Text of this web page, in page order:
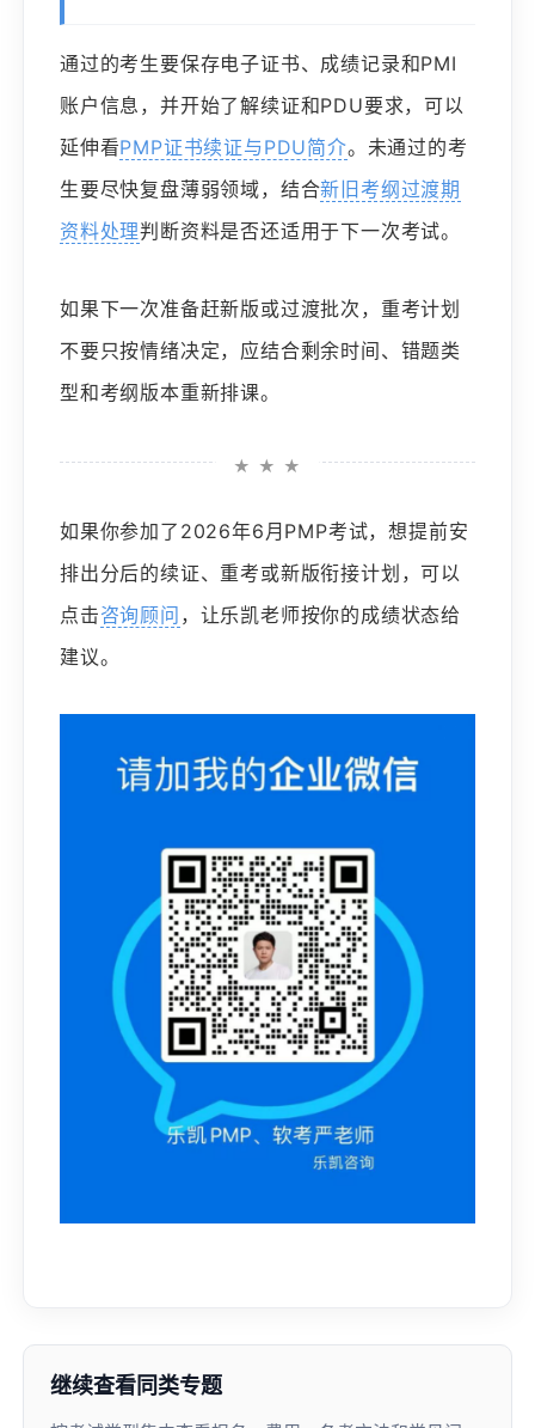
通过的考生要保存电子证书、成绩记录和PMI
账户信息，并开始了解续证和PDU要求，可以
延伸看PMP证书续证与PDU简介。未通过的考
生要尽快复盘薄弱领域，结合新旧考纲过渡期
资料处理判断资料是否还适用于下一次考试。
如果下一次准备赶新版或过渡批次，重考计划
不要只按情绪决定，应结合剩余时间、错题类
型和考纲版本重新排课。
★ ★ ★
如果你参加了2026年6月PMP考试，想提前安
排出分后的续证、重考或新版衔接计划，可以
点击咨询顾问 ，让乐凯老师按你的成绩状态给
建议。
继续查看同类专题